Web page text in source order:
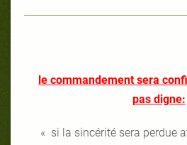
le commandement sera
pas digne:
« si la sincérité sera perdue